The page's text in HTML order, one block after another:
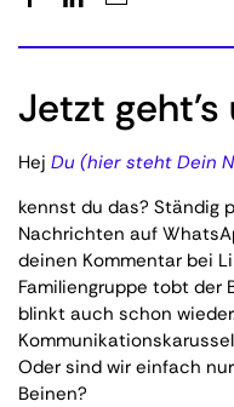
Jetzt geht's
Hej Du (hier steht Dein
kennst du das? Ständig
Nachrichten auf
deinen Kommentar bei
Familiengruppe tobt der
blinkt auch schon
Oder sind wir einfach
Beinen?